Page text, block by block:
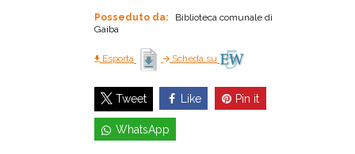
Posseduto da:
Biblioteca comunale di
Gaiba
Esporta Scheda su
Tweet Like Pin it
WhatsApp